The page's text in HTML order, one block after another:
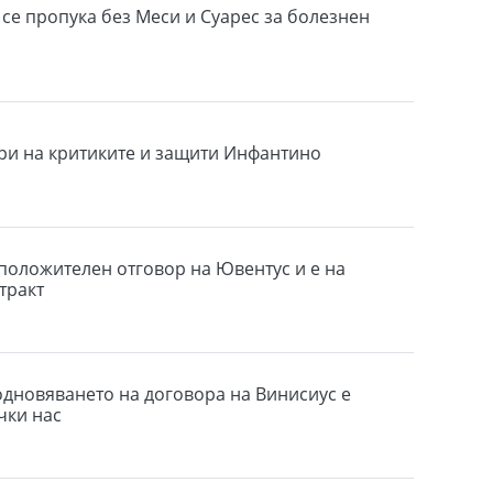
пропука без Меси и Суарес за болезнен
на критиките и защити Инфантино
отговор на Ювентус и е на
на договора на Винисиус е
нас